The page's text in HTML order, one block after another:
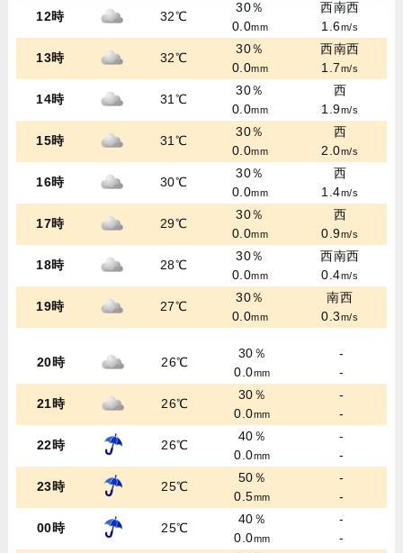
12時 32℃
30％
0.0mm
西南西
1.6m/s
13時 32℃
30％
0.0mm
西南西
1.7m/s
14時 31℃
30％
0.0mm
西
1.9m/s
15時 31℃
30％
0.0mm
西
2.0m/s
16時 30℃
30％
0.0mm
西
1.4m/s
17時 29℃
30％
0.0mm
西
0.9m/s
18時 28℃
30％
0.0mm
西南西
0.4m/s
19時 27℃
30％
0.0mm
南西
0.3m/s
20時 26℃
30％
0.0mm
-
-
21時 26℃
30％
0.0mm
-
-
22時 26℃
40％
0.0mm
-
-
23時 25℃
50％
0.5mm
-
-
00時 25℃
40％
0.0mm
-
-